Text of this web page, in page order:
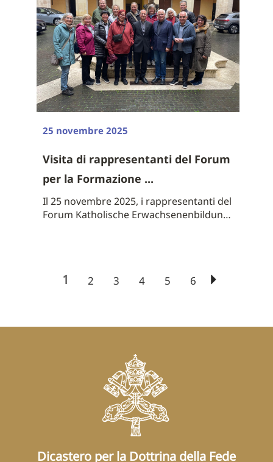
25 novembre 2025
Visita di rappresentanti del Forum
per la Formazione ...
Il 25 novembre 2025, i rappresentanti del
Forum Katholische Erwachsenenbildung
1 2 3 4 5 6
Dicastero per la Dottrina della Fede